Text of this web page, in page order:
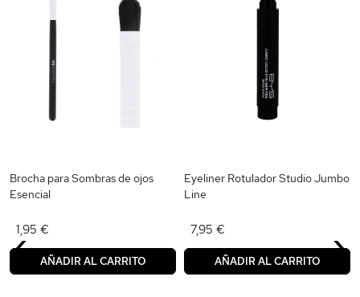
Brocha para Sombras de ojos
Esencial
1,95 €
AÑADIR AL CARRITO
Eyeliner Rotulador Studio Jumbo
Line
7,95 €
AÑADIR AL CARRITO
‹ ›